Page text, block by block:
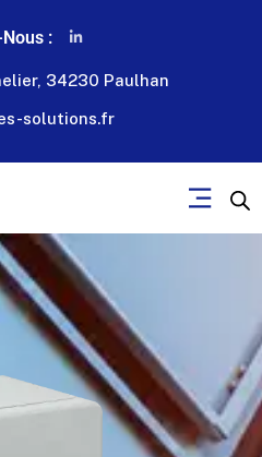
:
34230 Paulhan
solutions.fr